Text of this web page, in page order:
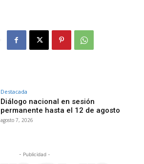
Destacada
Diálogo nacional en sesión
permanente hasta el 12 de agosto
agosto 7, 2026
- Publicidad -